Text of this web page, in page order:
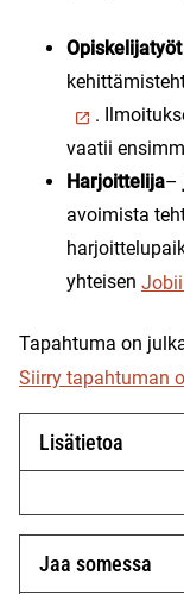
.
vaatii
Harjoittelija–
avoimista
yhteisen
Tapahtuma on
Siirry tapahtuman
Lisätietoa
Jaa somessa